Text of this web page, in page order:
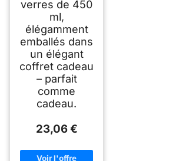
verres de 450
ml,
élégamment
emballés dans
un élégant
coffret cadeau
– parfait
comme
cadeau.
23,06 €